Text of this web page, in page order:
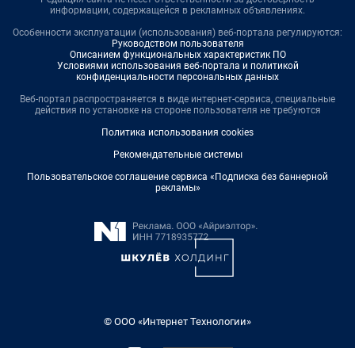
информации, содержащейся в рекламных объявлениях.
Особенности эксплуатации (использования) веб-портала регулируются:
Руководством пользователя
Описанием функциональных характеристик ПО
Условиями использования веб-портала и политикой
конфиденциальности персональных данных
Веб-портал распространяется в виде интернет-сервиса, специальные
действия по установке на стороне пользователя не требуются
Политика использования cookies
Рекомендательные системы
Пользовательское соглашение сервиса «Подписка без баннерной
рекламы»
© ООО «Интернет Технологии»